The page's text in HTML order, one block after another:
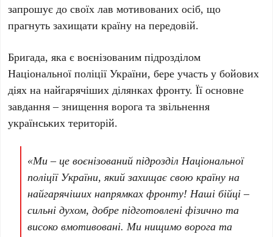
запрошує до своїх лав мотивованих осіб, що
прагнуть захищати країну на передовій.
Бригада, яка є воєнізованим підрозділом
Національної поліції України, бере участь у бойових
діях на найгарячіших ділянках фронту. Її основне
завдання – знищення ворога та звільнення
українських територій.
«Ми – це воєнізований підрозділ Національної
поліції України, який захищає свою країну на
найгарячіших напрямках фронту! Наші бійці –
сильні духом, добре підготовлені фізично та
високо вмотивовані. Ми нищимо ворога та